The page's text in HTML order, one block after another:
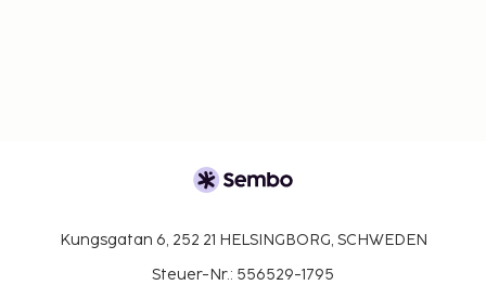
Kungsgatan 6, 252 21 HELSINGBORG, SCHWEDEN
Steuer-Nr.: 556529-1795